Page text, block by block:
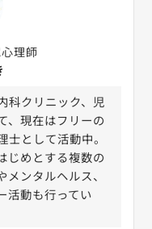
理師
科クリニック、児
、現在はフリーの
として活動中。
じめとする複数の
ンタルヘルス、
活動も行ってい